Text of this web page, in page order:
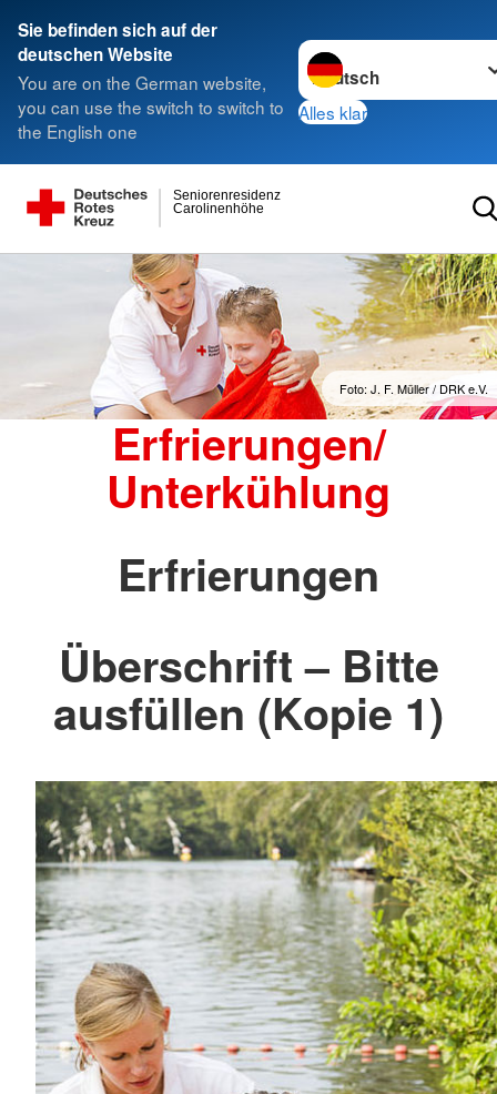
Sie befinden sich auf der
deutschen Website
You are on the German website,
you can use the switch to switch to
the English one
Sprache wechseln zu
Alles klar
Carolinenhöhe
Seniorenresidenz
Foto: J. F. Müller / DRK e.V.
Erfrierungen/
Unterkühlung
Erfrierungen
Überschrift – Bitte
ausfüllen (Kopie 1)